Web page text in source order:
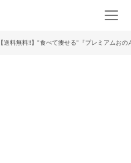
【送料無料‼️】"食べて痩せる"『プレミアムおの